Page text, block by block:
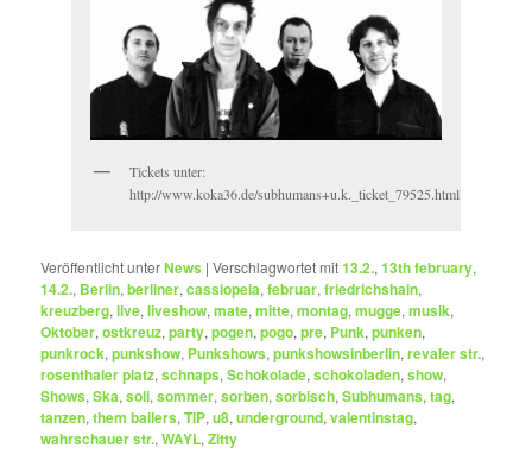
Tickets unter:
http://www.koka36.de/subhumans+u.k._ticket_79525.html
Veröffentlicht unterNews |Verschlagwortet mit13.2.,13th february,
14.2., Berlin,berliner,cassiopeia,februar,friedrichshain,
kreuzberg,live,liveshow,mate,mitte,montag,mugge,musik,
Oktober,ostkreuz,party,pogen,pogo,pre, Punk,punken,
punkrock,punkshow, Punkshows,punkshowsinberlin,revaler str.,
rosenthaler platz,schnaps,Schokolade,schokoladen,show,
Shows,Ska,soli,sommer,sorben,sorbisch,Subhumans,tag,
tanzen,them bailers,TIP,u8,underground,valentinstag,
wahrschauer str.,WAYL,Zitty